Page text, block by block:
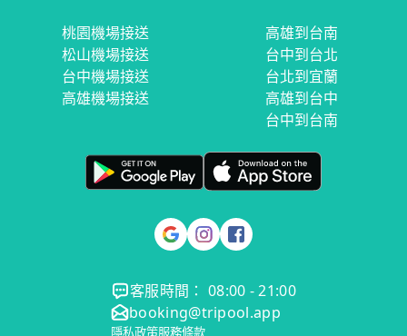
桃園機場接送
松山機場接送
台中機場接送
高雄機場接送
高雄到台南
台中到台北
台北到宜蘭
高雄到台中
台中到台南
客服時間： 08:00 - 21:00
booking@tripool.app
隱私政策服務條款